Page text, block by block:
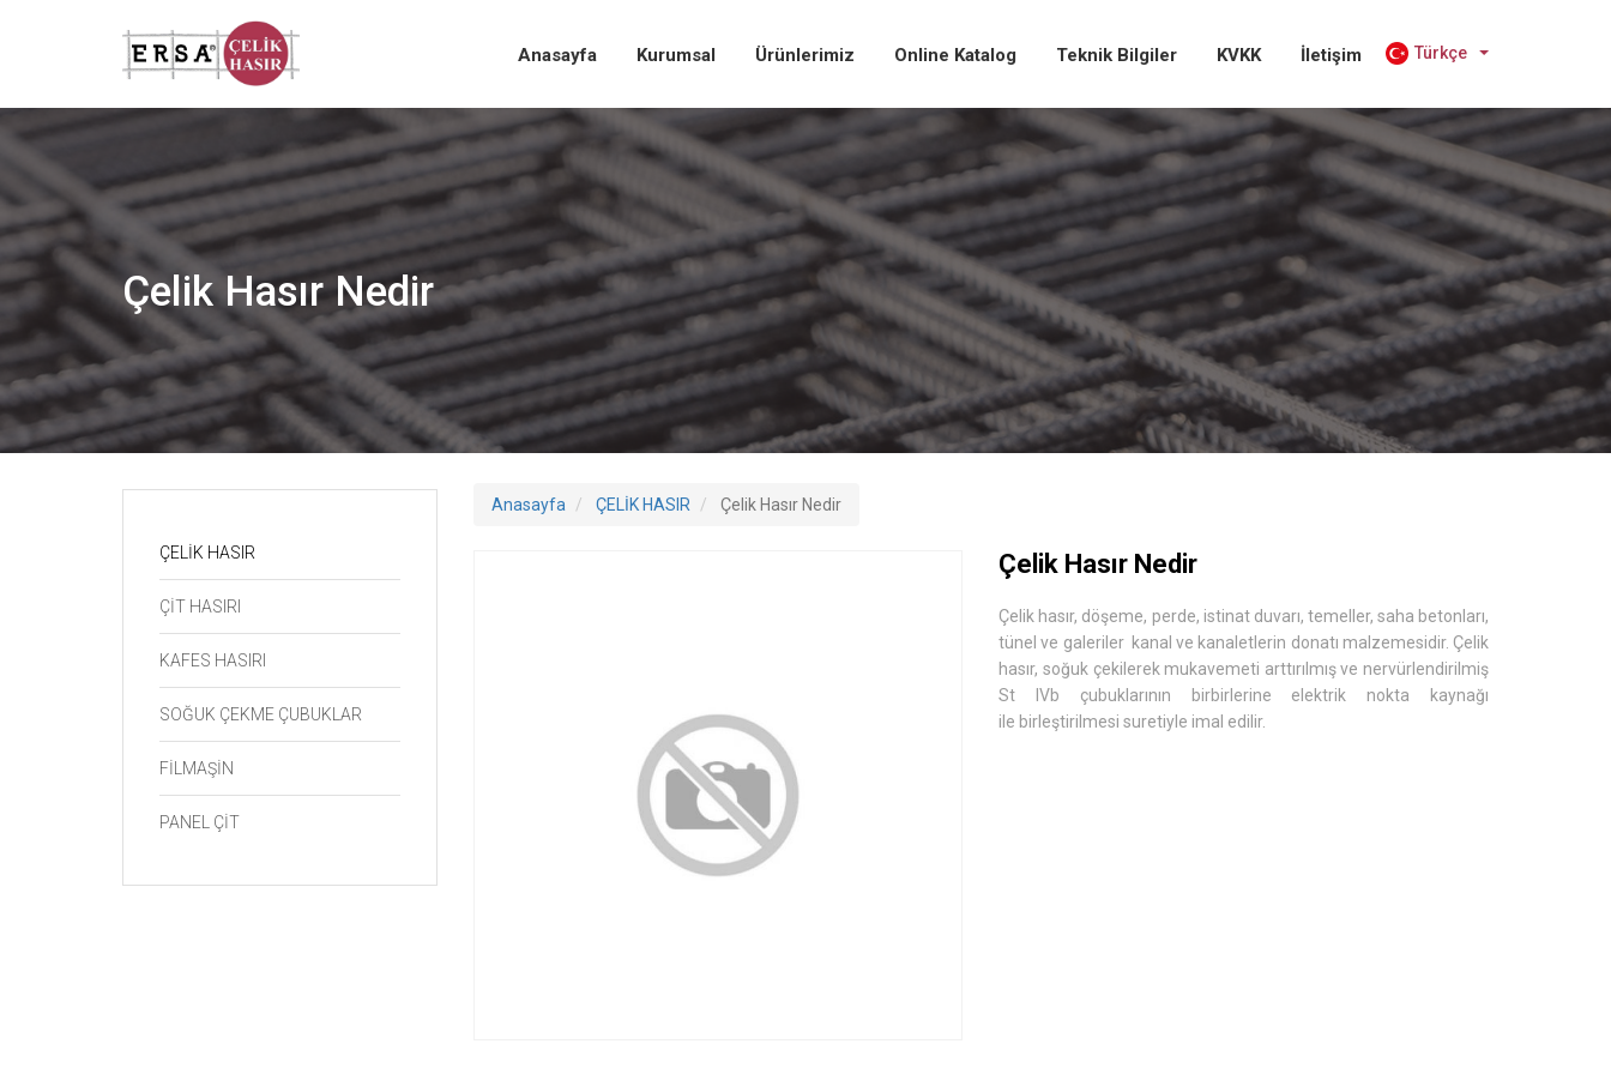
Türkçe
Anasayfa Kurumsal Ürünlerimiz Online Katalog Teknik Bilgiler KVKK İletişim
Çelik Hasır Nedir
ÇELİK HASIR
ÇİT HASIRI
KAFES HASIRI
SOĞUK ÇEKME ÇUBUKLAR
FİLMAŞİN
PANEL ÇİT
Anasayfa ÇELİK HASIR Çelik Hasır Nedir
Çelik Hasır Nedir
Çelik hasır, döşeme, perde, istinat duvarı, temeller, saha betonları,
tünel ve galeriler kanal ve kanaletlerin donatı malzemesidir. Çelik
hasır, soğuk çekilerek mukavemeti arttırılmış ve nervürlendirilmiş
St IVb çubuklarının birbirlerine elektrik nokta kaynağı
ile birleştirilmesi suretiyle imal edilir.